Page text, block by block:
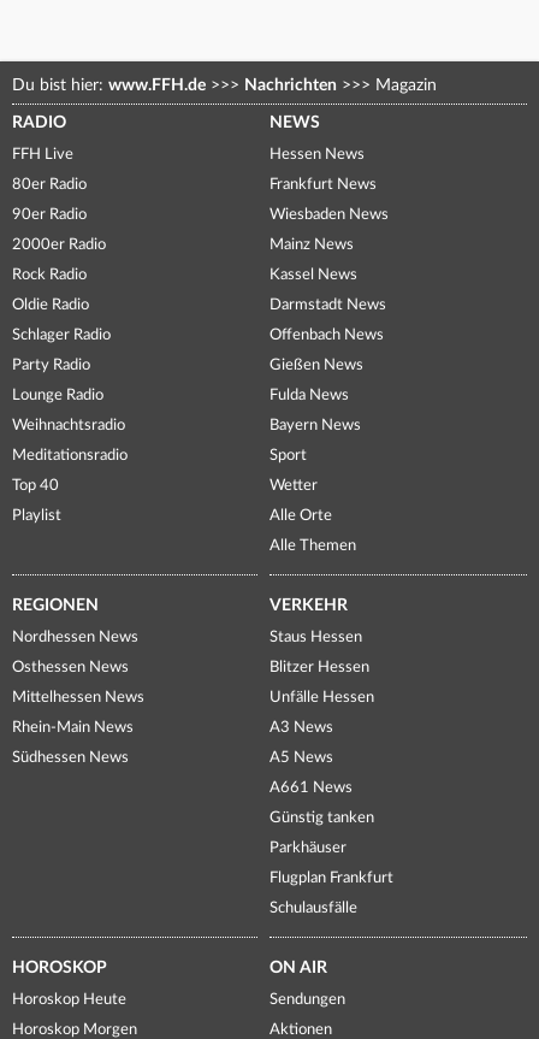
Du bist hier: www.FFH.de >>> Nachrichten >>> Magazin
RADIO
FFH Live
80er Radio
90er Radio
2000er Radio
Rock Radio
Oldie Radio
Schlager Radio
Party Radio
Lounge Radio
Weihnachtsradio
Meditationsradio
Top 40
Playlist
NEWS
Hessen News
Frankfurt News
Wiesbaden News
Mainz News
Kassel News
Darmstadt News
Offenbach News
Gießen News
Fulda News
Bayern News
Sport
Wetter
Alle Orte
Alle Themen
REGIONEN
Nordhessen News
Osthessen News
Mittelhessen News
Rhein-Main News
Südhessen News
VERKEHR
Staus Hessen
Blitzer Hessen
Unfälle Hessen
A3 News
A5 News
A661 News
Günstig tanken
Parkhäuser
Flugplan Frankfurt
Schulausfälle
HOROSKOP
Horoskop Heute
Horoskop Morgen
ON AIR
Sendungen
Aktionen